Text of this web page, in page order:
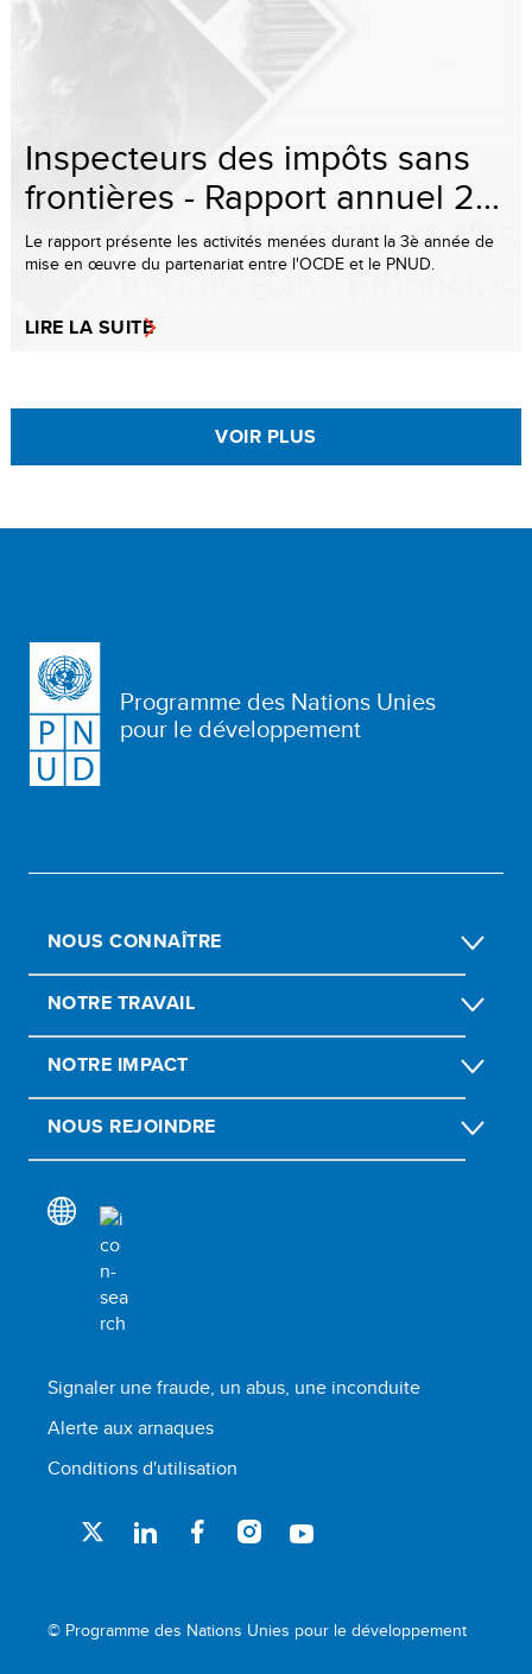
Inspecteurs des impôts sans
frontières - Rapport annuel 2...
Le rapport présente les activités menées durant la 3è année de
mise en œuvre du partenariat entre l'OCDE et le PNUD.
LIRE LA SUITE
VOIR PLUS
Programme des Nations Unies
pour le développement
NOUS CONNAÎTRE
NOTRE TRAVAIL
NOTRE IMPACT
NOUS REJOINDRE
Signaler une fraude, un abus, une inconduite
Alerte aux arnaques
Conditions d'utilisation
© Programme des Nations Unies pour le développement